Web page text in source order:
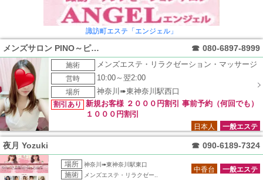
諏訪町エステ「エンジェル」
メンズサロン PINO～ピノ～ ☎ 080-6897-8999
施術
メンズエステ・リラクゼーション・マッサージ
営時
10:00～翌2:00
場所
神奈川➠東神奈川駅西口
割引あり
新規お客様 ２０００円割引 事前予約（何回でも）
１０００円割引
一般エステ
日本人
夜月 Yozuki ☎ 090-6189-7324
場所 神奈川➠東神奈川駅東口
施術 メンズエステ・リラクゼー..
一般エステ
中香台